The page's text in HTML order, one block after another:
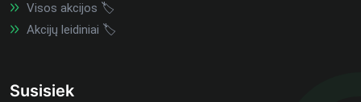
Visos akcijos 🏷️
Akcijų leidiniai 🏷️
Susisiek